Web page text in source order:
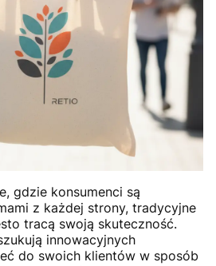
gdzie konsumenci są
z każdej strony, tradycyjne
tracą swoją skuteczność.
innowacyjnych
do swoich klientów w sposób